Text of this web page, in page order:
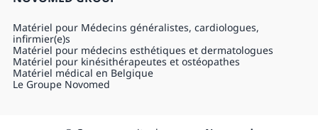
Matériel pour Médecins généralistes, cardiologues,
infirmier(e)s
Matériel pour médecins esthétiques et dermatologues
Matériel pour kinésithérapeutes et ostéopathes
Matériel médical en Belgique
Le Groupe Novomed